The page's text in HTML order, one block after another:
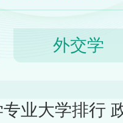
外交学
业大学排行